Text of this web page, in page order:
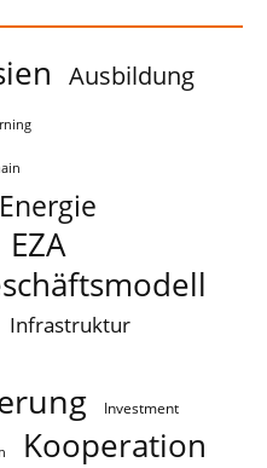
Ausbildung
Energie
EZA
Infrastruktur
Investment
Kooperation